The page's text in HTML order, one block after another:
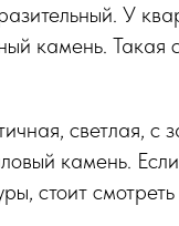
У
камень. Такая
светлая, с
камень.
стоит